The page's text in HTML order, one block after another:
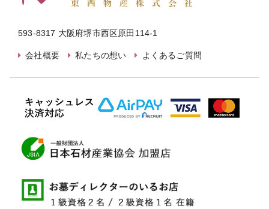
593-8317 大阪府堺市西区原田114-1
会社概要 私たちの想い よくあるご質問